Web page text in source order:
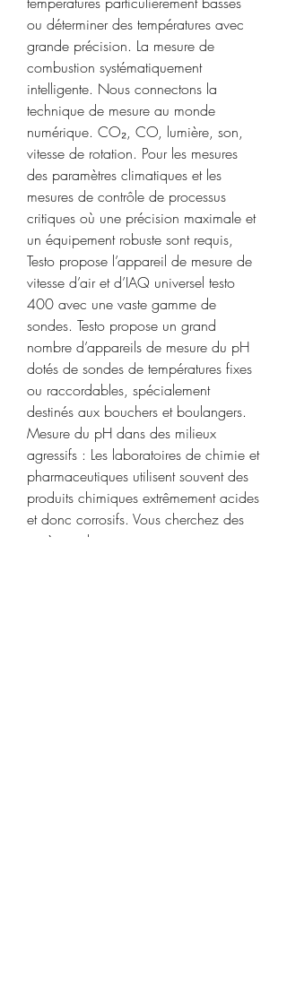
ou déterminer des températures avec
grande précision. La mesure de
combustion systématiquement
intelligente. Nous connectons la
technique de mesure au monde
numérique. CO₂, CO, lumière, son,
vitesse de rotation. Pour les mesures
des paramètres climatiques et les
mesures de contrôle de processus
critiques où une précision maximale et
un équipement robuste sont requis,
Testo propose l’appareil de mesure de
vitesse d’air et d’IAQ universel testo
400 avec une vaste gamme de
sondes. Testo propose un grand
nombre d’appareils de mesure du pH
dotés de sondes de températures fixes
ou raccordables, spécialement
destinés aux bouchers et boulangers.
Mesure du pH dans des milieux
agressifs : Les laboratoires de chimie et
pharmaceutiques utilisent souvent des
produits chimiques extrêmement acides
et donc corrosifs. Vous cherchez des
systèmes de mesure conviviaux pour